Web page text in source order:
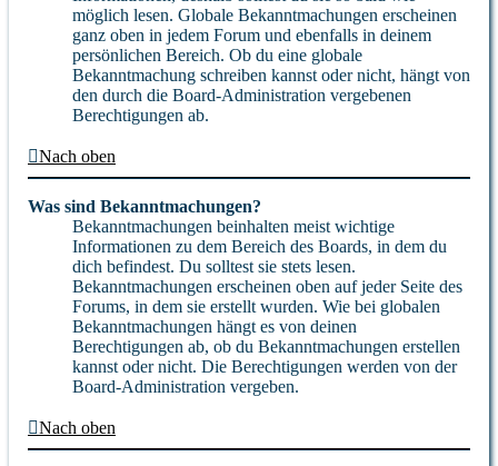
möglich lesen. Globale Bekanntmachungen erscheinen
ganz oben in jedem Forum und ebenfalls in deinem
persönlichen Bereich. Ob du eine globale
Bekanntmachung schreiben kannst oder nicht, hängt von
den durch die Board-Administration vergebenen
Berechtigungen ab.
Nach oben
Was sind Bekanntmachungen?
Bekanntmachungen beinhalten meist wichtige
Informationen zu dem Bereich des Boards, in dem du
dich befindest. Du solltest sie stets lesen.
Bekanntmachungen erscheinen oben auf jeder Seite des
Forums, in dem sie erstellt wurden. Wie bei globalen
Bekanntmachungen hängt es von deinen
Berechtigungen ab, ob du Bekanntmachungen erstellen
kannst oder nicht. Die Berechtigungen werden von der
Board-Administration vergeben.
Nach oben